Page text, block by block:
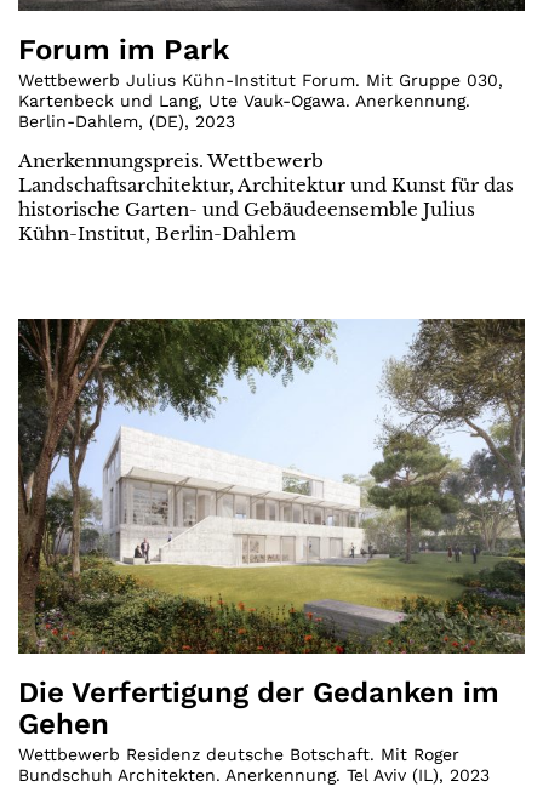
Forum im Park
Wettbewerb Julius Kühn-Institut Forum. Mit Gruppe 030,
Kartenbeck und Lang, Ute Vauk-Ogawa. Anerkennung.
Berlin-Dahlem, (DE), 2023
Anerkennungspreis. Wettbewerb
Landschaftsarchitektur, Architektur und Kunst für das
historische Garten- und Gebäudeensemble Julius
Kühn-Institut, Berlin-Dahlem
Die Verfertigung der Gedanken im
Gehen
Wettbewerb Residenz deutsche Botschaft. Mit Roger
Bundschuh Architekten. Anerkennung. Tel Aviv (IL), 2023